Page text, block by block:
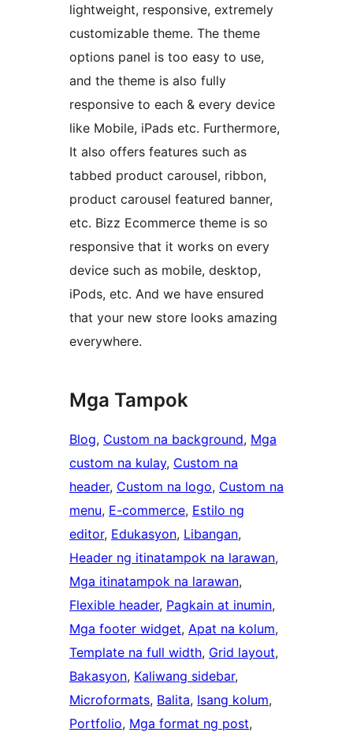
lightweight, responsive, extremely
customizable theme. The theme
options panel is too easy to use,
and the theme is also fully
responsive to each & every device
like Mobile, iPads etc. Furthermore,
It also offers features such as
tabbed product carousel, ribbon,
product carousel featured banner,
etc. Bizz Ecommerce theme is so
responsive that it works on every
device such as mobile, desktop,
iPods, etc. And we have ensured
that your new store looks amazing
everywhere.
Mga Tampok
Blog, Custom na background, Mga
custom na kulay, Custom na
header, Custom na logo, Custom na
menu, E-commerce, Estilo ng
editor, Edukasyon, Libangan
Header ng itinatampok na larawan
Mga itinatampok na larawan
Flexible header, Pagkain at inumin
Mga footer widget, Apat na kolum
Template na full width, Grid layout
Bakasyon, Kaliwang sidebar
Microformats, Balita, Isang kolum
Portfolio, Mga format ng post